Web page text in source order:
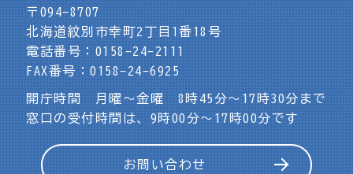
〒094-8707
北海道紋別市幸町2丁目1番18号
電話番号：0158-24-2111
FAX番号：0158-24-6925
開庁時間 月曜～金曜 8時45分～17時30分まで
窓口の受付時間は、9時00分～17時00分です
お問い合わせ